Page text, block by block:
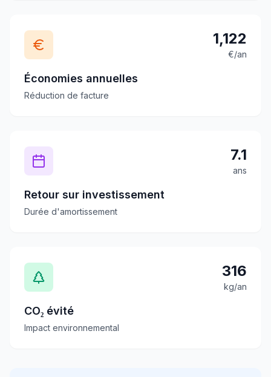
1,122
€/an
Économies annuelles
Réduction de facture
7.1
ans
Retour sur investissement
Durée d'amortissement
316
kg/an
CO₂ évité
Impact environnemental